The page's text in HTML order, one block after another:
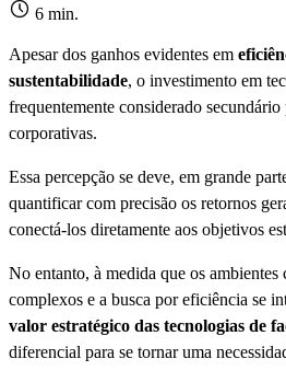
6 min.
Apesar dos ganhos evidentes em
sustentabilidade, o investimento em
frequentemente considerado
corporativas.
Essa percepção se deve, em grande
quantificar com precisão os retornos
conectá-los diretamente aos objetivos
No entanto, à medida que os
complexos e a busca por eficiência se
valor estratégico das tecnologias de
diferencial para se tornar uma